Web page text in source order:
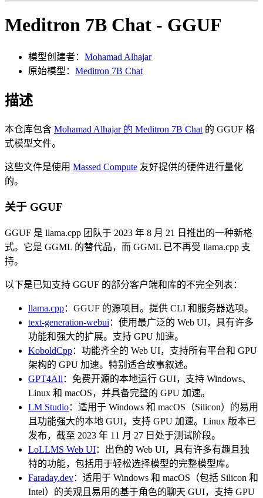
Meditron 7B Chat - GGUF
模型创建者： Mohamad Alhajar
原始模型： Meditron 7B Chat
描述
本仓库包含 Mohamad Alhajar 的 Meditron 7B Chat 的 GGUF 格
式模型文件。
这些文件是使用 Massed Compute 友好提供的硬件进行量化
的。
关于 GGUF
GGUF 是 llama.cpp 团队于 2023 年 8 月 21 日推出的一种新格
式。它是 GGML 的替代品，而 GGML 已不再受 llama.cpp 支
持。
以下是已知支持 GGUF 的部分客户端和库的不完全列表：
llama.cpp：GGUF 的源项目。提供 CLI 和服务器选项。
text-generation-webui ：使用最广泛的 Web UI，具有许多
功能和强大的扩展。支持 GPU 加速。
KoboldCpp：功能齐全的 Web UI，支持所有平台和 GPU
架构的 GPU 加速。特别适合故事叙述。
GPT4All ：免费开源的本地运行 GUI，支持 Windows、
Linux 和 macOS，并具备完整的 GPU 加速。
LM Studio：适用于 Windows 和 macOS（Silicon）的易用
且功能强大的本地 GUI，支持 GPU 加速。Linux 版本已
发布，截至 2023 年 11 月 27 日处于测试阶段。
LoLLMS Web UI：出色的 Web UI，具有许多有趣且独
特的功能，包括用于轻松选择模型的完整模型库。
Faraday.dev：适用于 Windows 和 macOS（包括 Silicon 和
Intel）的美观且易用的基于角色的聊天 GUI，支持 GPU